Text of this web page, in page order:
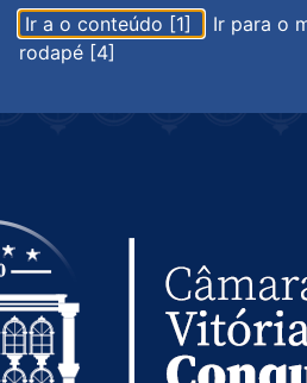
Ir a o conteúdo [1] Ir para o
rodapé [4]